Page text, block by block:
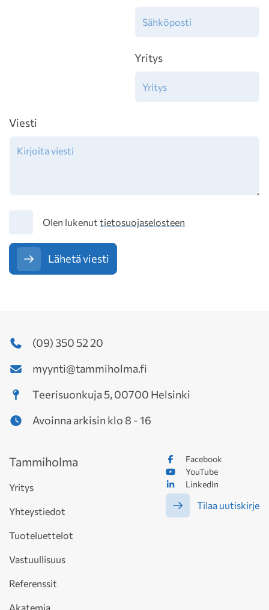
Yritys
Viesti
TietosuojaOlen lukenut tietosuojaselosteen
Lähetä viesti
(09) 350 52 20
myynti@tammiholma.fi
Teerisuonkuja 5, 00700 Helsinki
Avoinna arkisin klo 8 - 16
Facebook
YouTube
LinkedIn
Tilaa uutiskirje
Tammiholma
Yritys
Yhteystiedot
Tuoteluettelot
Vastuullisuus
Referenssit
Akatemia